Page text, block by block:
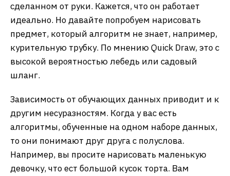
сделанном от руки. Кажется, что он работает
идеально. Но давайте попробуем нарисовать
предмет, который алгоритм не знает, например,
курительную трубку. По мнению Quick Draw, это с
высокой вероятностью лебедь или садовый
шланг.
Зависимость от обучающих данных приводит и к
другим несуразностям. Когда у вас есть
алгоритмы, обученные на одном наборе данных,
то они понимают друг друга с полуслова.
Например, вы просите нарисовать маленькую
девочку, что ест большой кусок торта. Вам